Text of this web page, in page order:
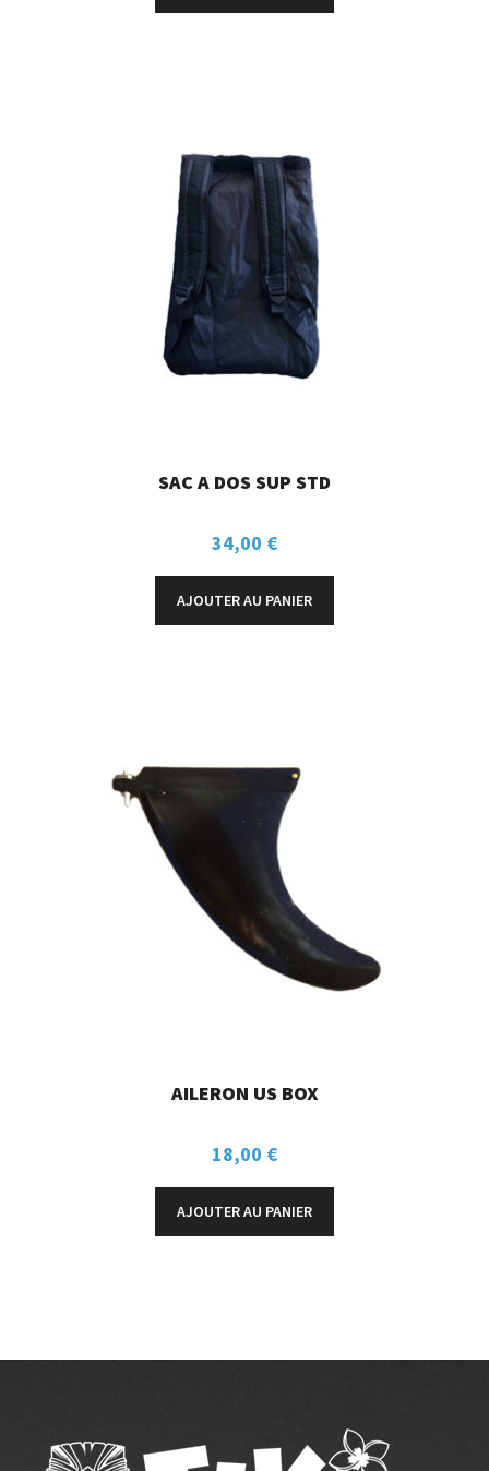
SAC A DOS SUP STD
34,00 €
AJOUTER AU PANIER
AILERON US BOX
18,00 €
AJOUTER AU PANIER